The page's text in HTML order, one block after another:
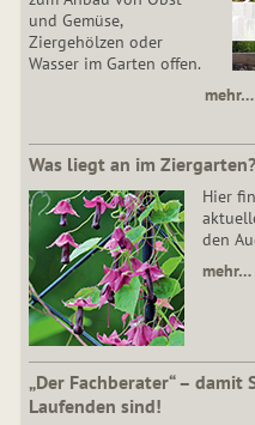
und Gemüse,
Ziergehölzen oder
Wasser im Garten offen.
mehr…
Was liegt an im Ziergarten?
Hier
den
mehr…
„Der Fachberater“ – damit
Laufenden sind!